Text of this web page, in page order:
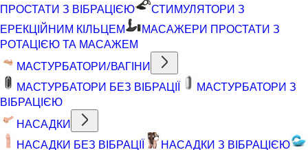
ПРОСТАТИ З ВІБРАЦІЄЮ
СТИМУЛЯТОРИ З
ЕРЕКЦІЙНИМ КІЛЬЦЕМ
МАСАЖЕРИ ПРОСТАТИ З
РОТАЦІЄЮ ТА МАСАЖЕМ
МАСТУРБАТОРИ/ВАГІНИ
МАСТУРБАТОРИ БЕЗ ВІБРАЦІЇ
МАСТУРБАТОРИ З
ВІБРАЦІЄЮ
НАСАДКИ
НАСАДКИ БЕЗ ВІБРАЦІЇ
НАСАДКИ З ВІБРАЦІЄЮ